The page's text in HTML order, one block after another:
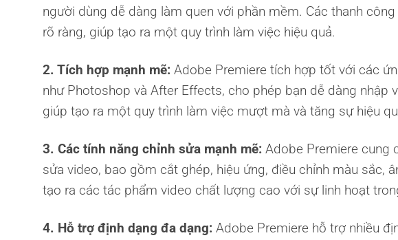
người dùng dễ dàng làm quen với phần mềm. Các thanh
rõ ràng, giúp tạo ra một quy trình làm việc hiệu quả.
2. Tích hợp mạnh mẽ: Adobe Premiere tích hợp tốt với các
như Photoshop và After Effects, cho phép bạn dễ dàng nhập
giúp tạo ra một quy trình làm việc mượt mà và tăng sự hiệu
3. Các tính năng chỉnh sửa mạnh mẽ: Adobe Premiere cung
sửa video, bao gồm cắt ghép, hiệu ứng, điều chỉnh màu sắc,
tạo ra các tác phẩm video chất lượng cao với sự linh hoạt
4. Hỗ trợ định dạng đa dạng: Adobe Premiere hỗ trợ nhiều